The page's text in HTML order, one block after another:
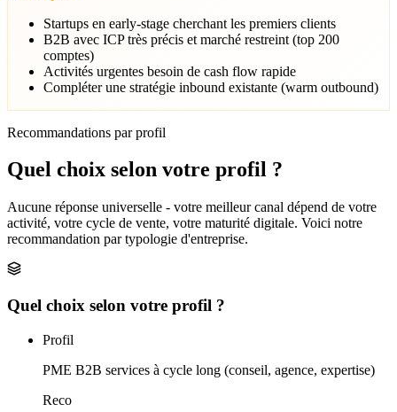
Startups en early-stage cherchant les premiers clients
B2B avec ICP très précis et marché restreint (top 200
comptes)
Activités urgentes besoin de cash flow rapide
Compléter une stratégie inbound existante (warm outbound)
Recommandations par profil
Quel choix selon votre profil ?
Aucune réponse universelle - votre meilleur canal dépend de votre
activité, votre cycle de vente, votre maturité digitale. Voici notre
recommandation par typologie d'entreprise.
Quel choix selon votre profil ?
Profil
PME B2B services à cycle long (conseil, agence, expertise)
Reco